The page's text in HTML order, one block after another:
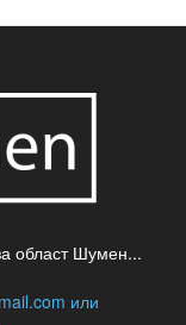
област Шумен...
или